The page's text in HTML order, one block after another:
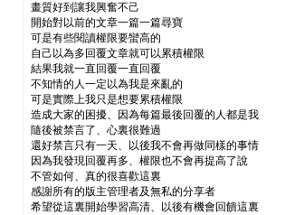
畫質好到讓我興奮不己
開始對以前的文章一篇一篇尋寶
可是有些閱讀權限要蠻高的
自己以為多回覆文章就可以累積權限
結果我就一直回覆一直回覆
不知情的人一定以為我是來亂的
可是實際上我只是想要累積權限
造成大家的困擾、因為每篇最後回覆的人都是我
隨後被禁言了、心裏很難過
還好禁言只有一天、以後我不會再做同樣的事情
因為我發現回覆再多、權限也不會再提高了說
不管如何、真的很喜歡這裏
感謝所有的版主管理者及無私的分享者
希望從這裏開始學習高清、以後有機會回饋這裏